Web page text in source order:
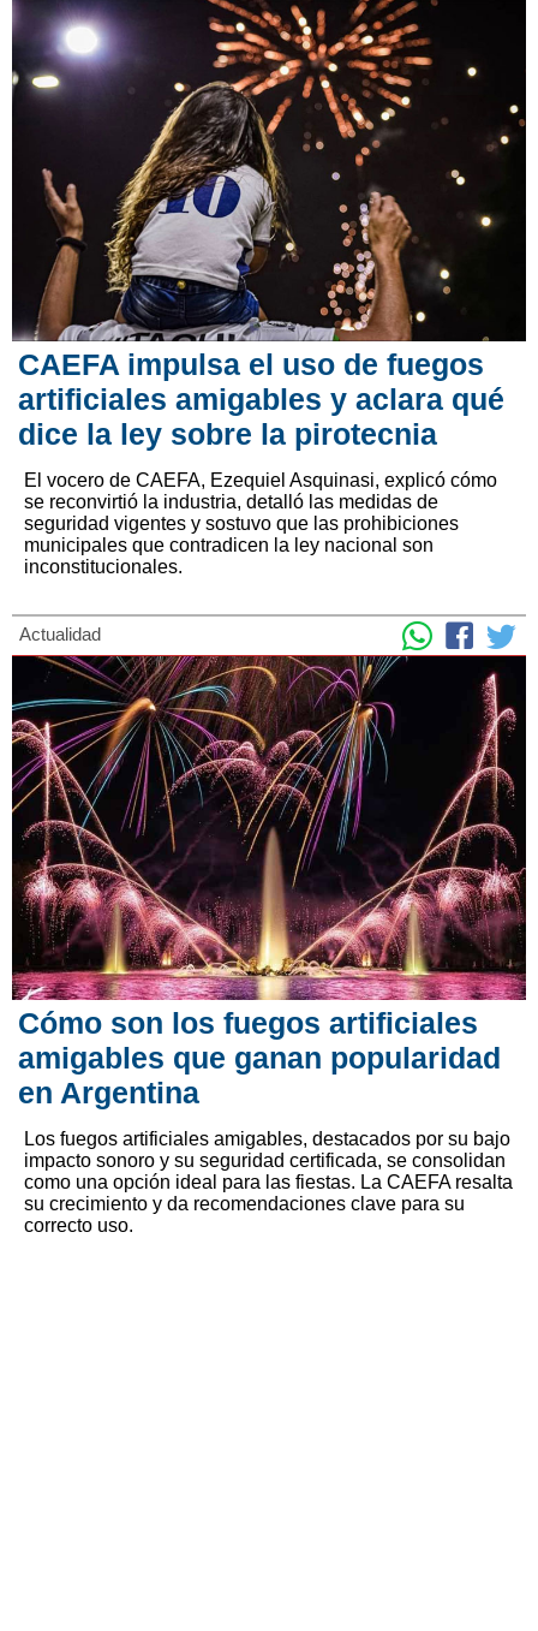
CAEFA impulsa el uso de fuegos
artificiales amigables y aclara qué
dice la ley sobre la pirotecnia
El vocero de CAEFA, Ezequiel Asquinasi, explicó cómo
se reconvirtió la industria, detalló las medidas de
seguridad vigentes y sostuvo que las prohibiciones
municipales que contradicen la ley nacional son
inconstitucionales.
Actualidad
Cómo son los fuegos artificiales
amigables que ganan popularidad
en Argentina
Los fuegos artificiales amigables, destacados por su bajo
impacto sonoro y su seguridad certificada, se consolidan
como una opción ideal para las fiestas. La CAEFA resalta
su crecimiento y da recomendaciones clave para su
correcto uso.